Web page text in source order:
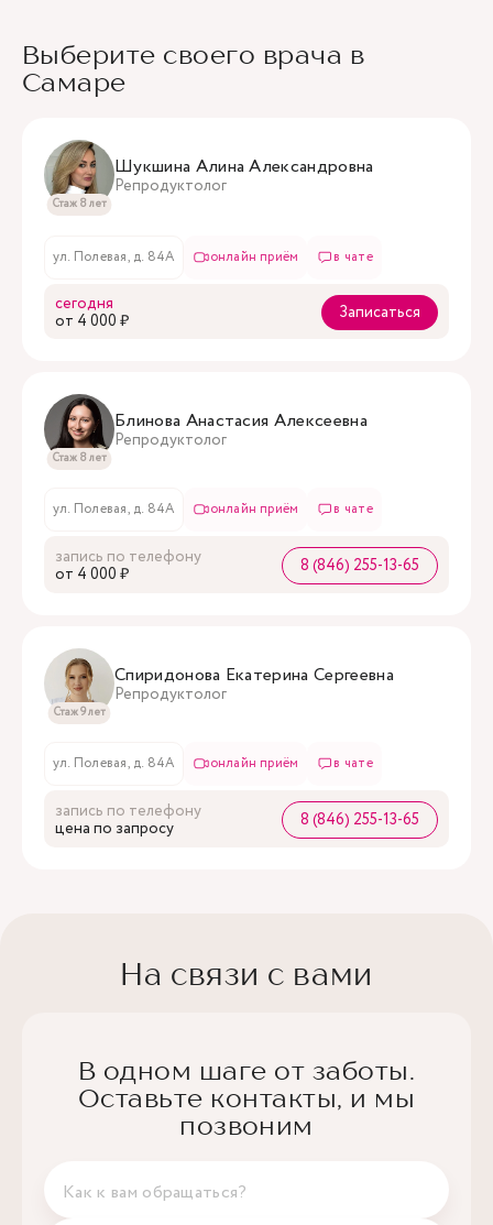
Выберите своего врача в
Самаре
Стаж 8 лет
Шукшина Алина Александровна
Репродуктолог
ул. Полевая, д. 84А онлайн приём в чате
сегодня
oт 4 000 ₽
Записаться
Стаж 8 лет
Блинова Анастасия Алексеевна
Репродуктолог
ул. Полевая, д. 84А онлайн приём в чате
запись по телефону
oт 4 000 ₽
8 (846) 255-13-65
Стаж 9 лет
Спиридонова Екатерина Сергеевна
Репродуктолог
ул. Полевая, д. 84А онлайн приём в чате
запись по телефону
цена по запросу
8 (846) 255-13-65
На связи с вами
В одном шаге от заботы.
Оставьте контакты, и мы
позвоним